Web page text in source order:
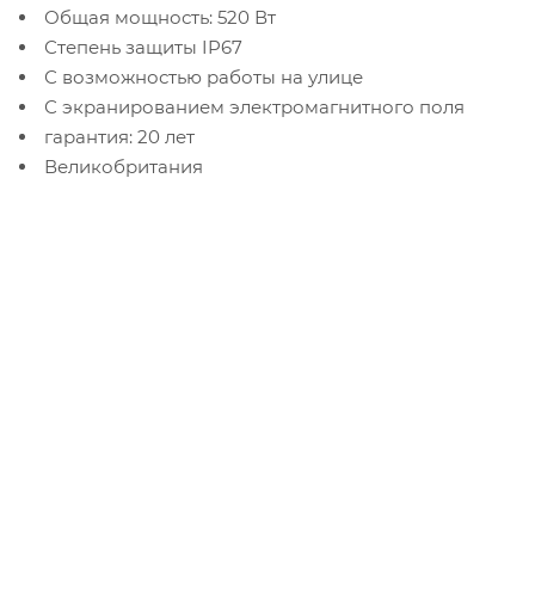
Общая мощность: 520 Вт
Степень защиты IP67
С возможностью работы на улице
С экранированием электромагнитного поля
гарантия: 20 лет
Великобритания